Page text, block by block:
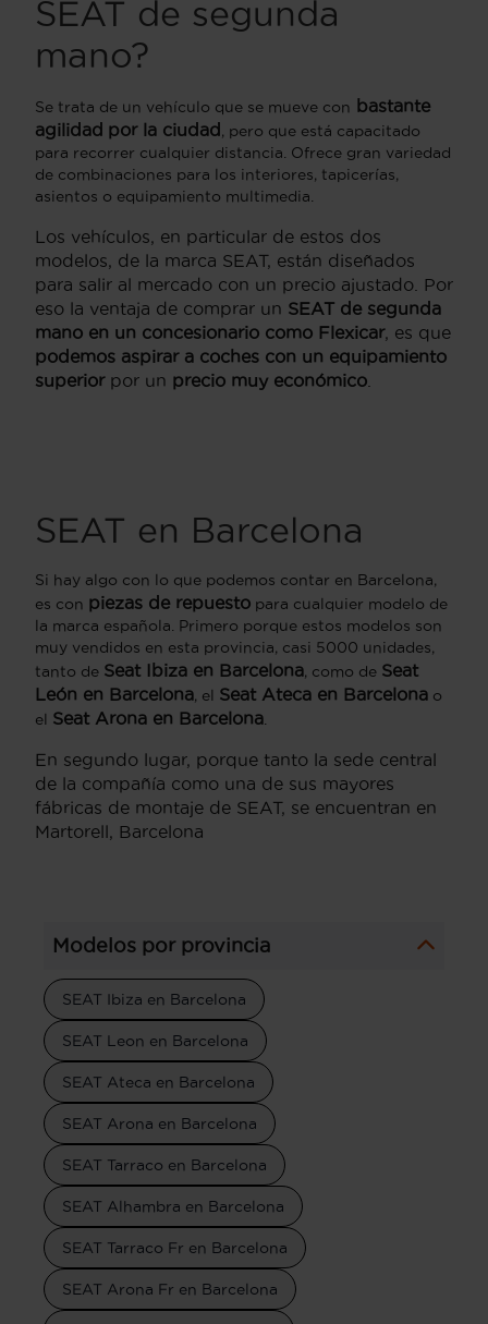
SEAT de segunda
mano?
Se trata de un vehículo que se mueve con bastante
agilidad por la ciudad , pero que está capacitado
para recorrer cualquier distancia. Ofrece gran variedad
de combinaciones para los interiores, tapicerías,
asientos o equipamiento multimedia.
Los vehículos, en particular de estos dos
modelos, de la marca SEAT, están diseñados
para salir al mercado con un precio ajustado. Por
eso la ventaja de comprar un SEAT de segunda
mano en un concesionario como Flexicar, es que
podemos aspirar a coches con un equipamiento
superiorpor un precio muy económico
SEAT en Barcelona
Si hay algo con lo que podemos contar en Barcelona,
es con piezas de repuesto para cualquier modelo de
la marca española. Primero porque estos modelos son
muy vendidos en esta provincia, casi 5000 unidades,
tanto de Seat Ibiza en Barcelona, como de Seat
León en Barcelona, el Seat Ateca en Barcelona o
el Seat Arona en Barcelona
En segundo lugar, porque tanto la sede central
de la compañía como una de sus mayores
fábricas de montaje de SEAT, se encuentran en
Martorell, Barcelona
Modelos por provincia
SEAT Ibiza en Barcelona
SEAT Leon en Barcelona
SEAT Ateca en Barcelona
SEAT Arona en Barcelona
SEAT Tarraco en Barcelona
SEAT Alhambra en Barcelona
SEAT Tarraco Fr en Barcelona
SEAT Arona Fr en Barcelona